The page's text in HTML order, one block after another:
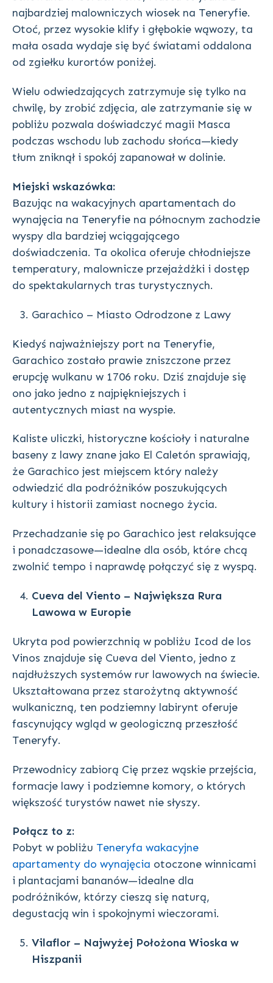
najbardziej malowniczych wiosek na Teneryfie.
Otoć, przez wysokie klify i głębokie wąwozy, ta
mała osada wydaje się być światami oddalona
od zgiełku kurortów poniżej.
Wielu odwiedzających zatrzymuje się tylko na
chwilę, by zrobić zdjęcia, ale zatrzymanie się w
pobliżu pozwala doświadczyć magii Masca
podczas wschodu lub zachodu słońca—kiedy
tłum zniknął i spokój zapanował w dolinie.
Miejski wskazówka:
Bazując na wakacyjnych apartamentach do
wynajęcia na Teneryfie na północnym zachodzie
wyspy dla bardziej wciągającego
doświadczenia. Ta okolica oferuje chłodniejsze
temperatury, malownicze przejażdżki i dostęp
do spektakularnych tras turystycznych.
Garachico – Miasto Odrodzone z Lawy
Kiedyś najważniejszy port na Teneryfie,
Garachico zostało prawie zniszczone przez
erupcję wulkanu w 1706 roku. Dziś znajduje się
ono jako jedno z najpiękniejszych i
autentycznych miast na wyspie.
Kaliste uliczki, historyczne kościoły i naturalne
baseny z lawy znane jako El Caletón sprawiają,
że Garachico jest miejscem który należy
odwiedzić dla podróżników poszukujących
kultury i historii zamiast nocnego życia.
Przechadzanie się po Garachico jest relaksujące
i ponadczasowe—idealne dla osób, które chcą
zwolnić tempo i naprawdę połączyć się z wyspą.
Cueva del Viento – Największa Rura
Lawowa w Europie
Ukryta pod powierzchnią w pobliżu Icod de los
Vinos znajduje się Cueva del Viento, jedno z
najdłuższych systemów rur lawowych na świecie.
Ukształtowana przez starożytną aktywność
wulkaniczną, ten podziemny labirynt oferuje
fascynujący wgląd w geologiczną przeszłość
Teneryfy.
Przewodnicy zabiorą Cię przez wąskie przejścia,
formacje lawy i podziemne komory, o których
większość turystów nawet nie słyszy.
Połącz to z:
Pobyt w pobliżu Teneryfa wakacyjne
apartamenty do wynajęcia otoczone winnicami
i plantacjami bananów—idealne dla
podróżników, którzy cieszą się naturą,
degustacją win i spokojnymi wieczorami.
Vilaflor – Najwyżej Położona Wioska w
Hiszpanii